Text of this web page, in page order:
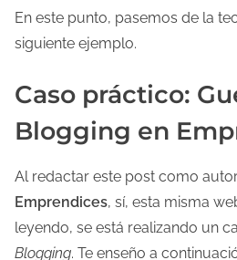
En este punto, pasemos de la
siguiente ejemplo.
Caso práctico:
Blogging en
Al redactar este post como
Emprendices, sí, esta misma
leyendo, se está realizando un
Blogging. Te enseño a